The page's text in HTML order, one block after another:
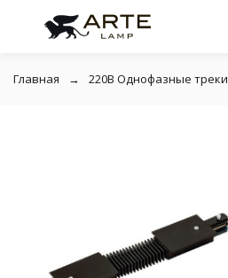
Главная 220В Однофазные треки